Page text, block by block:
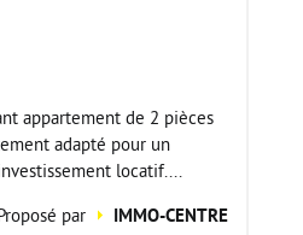
appartement de 2 pièces
adapté pour un
locatif....
par
IMMO-CENTRE